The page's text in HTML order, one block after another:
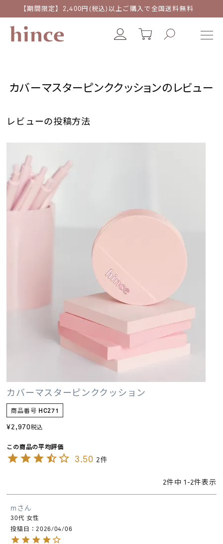
【期間限定】2,400円(税込)以上ご購入で全国送料無料
カバーマスターピンククッションのレビュー
レビューの投稿方法
カバーマスターピンククッション
商品番号 HC271
¥2,970税込
3.50 2
2件中 1-2件表示
m
30代 女性
投稿日
2026/04/06